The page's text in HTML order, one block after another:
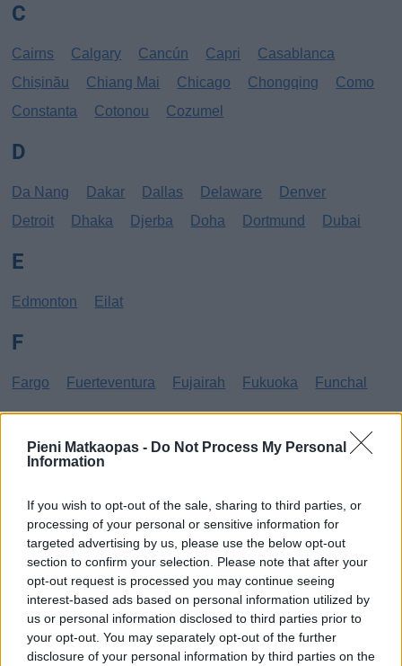
Pieni Matkaopas - Do Not Process My Personal
Information
If you wish to opt-out of the sale, sharing to third parties, or
processing of your personal or sensitive information for
targeted advertising by us, please use the below opt-out
section to confirm your selection. Please note that after your
opt-out request is processed you may continue seeing
interest-based ads based on personal information utilized by
us or personal information disclosed to third parties prior to
your opt-out. You may separately opt-out of the further
disclosure of your personal information by third parties on the
C
Cairns Calgary Cancún Capri
Casablanca
Chișinău
Chiang Mai Chicago Chongqing
Como
Constanta
Cotonou Cozumel
D
Da Nang Dakar Dallas Delaware
Denver
Detroit
Dhaka Djerba Doha Dortmund Dubai
E
Edmonton Eilat
F
Fargo Fuerteventura Fujairah Fukuoka Funchal
Gibraltar Gran Canaria
Haag Hammamet Hania Hannover
Hanoi
Helsingborg Helsinki
Ho Chi Minh City
Hong Kong
Honolulu Houston Hua Hin